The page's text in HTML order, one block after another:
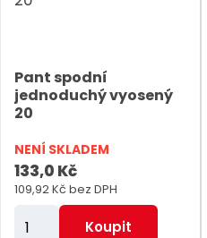
o
t
Pant spodní
jednoduchý vyosený
20
133,0 Kč
109,92 Kč bez DPH
Koupit
NENÍ SKLADEM